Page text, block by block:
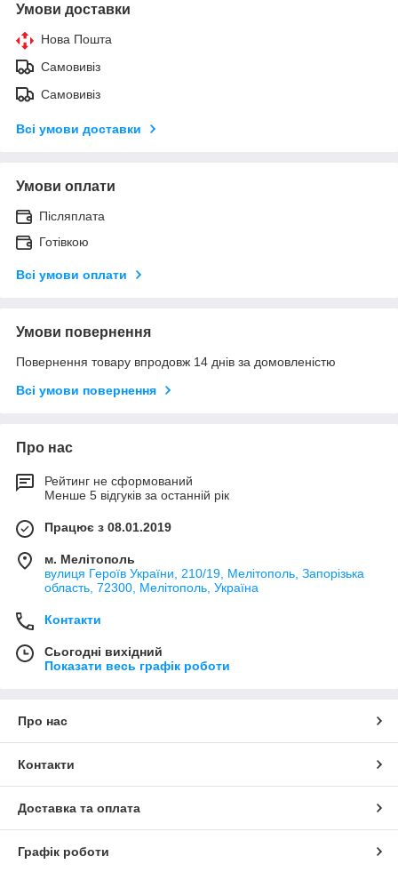
Умови доставки
Нова Пошта
Самовивіз
Самовивіз
Всі умови доставки
Умови оплати
Післяплата
Готівкою
Всі умови оплати
Умови повернення
Повернення товару впродовж 14 днів за домовленістю
Всі умови повернення
Про нас
Рейтинг не сформований
Менше 5 відгуків за останній рік
Працює з 08.01.2019
м. Мелітополь
вулиця Героїв України, 210/19, Мелітополь, Запорізька
область, 72300, Мелітополь, Україна
Контакти
Сьогодні вихідний
Показати весь графік роботи
Про нас
Контакти
Доставка та оплата
Графік роботи